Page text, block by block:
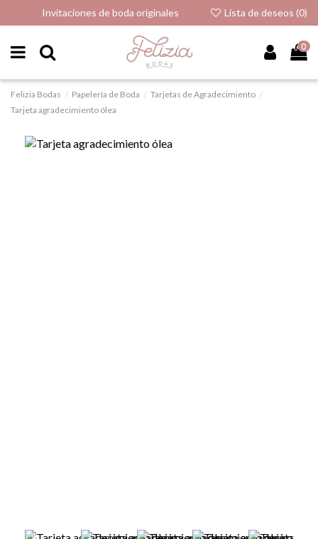
Invitaciones de boda originales Lista de deseos (0)
0
Felizia Bodas Papelería de Boda
Tarjetas de Agradecimiento
Tarjeta agradecimiento ólea